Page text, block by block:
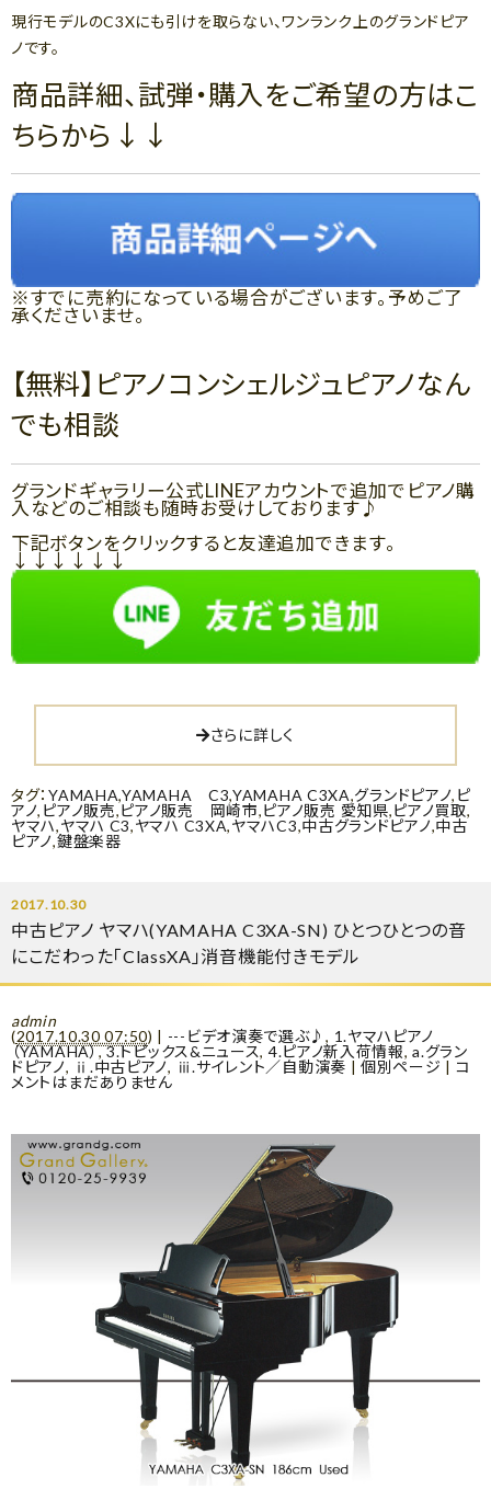
現行モデルのC3Xにも引けを取らない、ワンランク上のグランドピア
ノです。
商品詳細、試弾・購入をご希望の方はこ
ちらから↓↓
※すでに売約になっている場合がございます。予めご了
承くださいませ。
【無料】ピアノコンシェルジュピアノなん
でも相談
グランドギャラリー公式LINEアカウントで追加でピアノ購
入などのご相談も随時お受けしております♪
下記ボタンをクリックすると友達追加できます。
↓↓↓↓↓↓
さらに詳しく
タグ：YAMAHA,YAMAHA C3,YAMAHA C3XA,グランドピアノ, ピ
アノ, ピアノ販売,ピアノ販売 岡崎市,ピアノ販売 愛知県,ピアノ買取,
ヤマハ,ヤマハ C3,ヤマハ C3XA,ヤマハC3,中古グランドピアノ,中古
ピアノ,鍵盤楽器
2017.10.30
中古ピアノ ヤマハ(YAMAHA C3XA-SN) ひとつひとつの音
にこだわった「ClassXA」消音機能付きモデル
admin
(2017.10.30 07:50) ---ビデオ演奏で選ぶ♪, 1.ヤマハピアノ
（YAMAHA）,3.トピックス&ニュース, 4.ピアノ新入荷情報,a.グラン
ドピアノ, ⅱ.中古ピアノ, ⅲ.サイレント／自動演奏 |個別ページ
コ
メントはまだありません